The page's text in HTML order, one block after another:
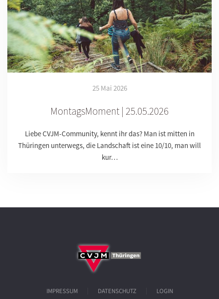
25 Mai 2026
MontagsMoment | 25.05.2026
Liebe CVJM-Community, kennt ihr das? Man ist mitten in
Thüringen unterwegs, die Landschaft ist eine 10/10, man will
kur…
IMPRESSUM DATENSCHUTZ LOGIN